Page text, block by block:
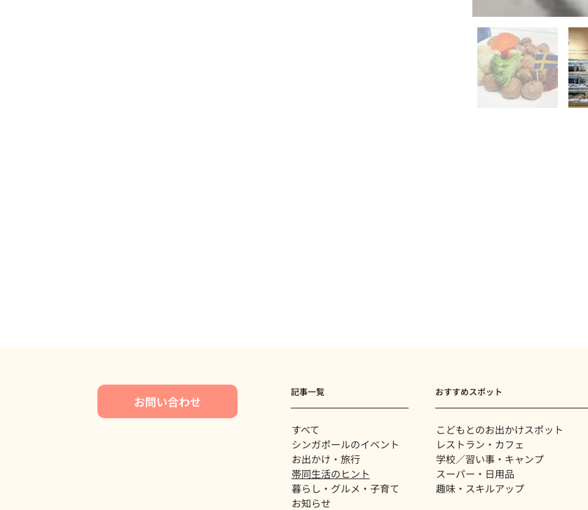
お問い合わせ
記事一覧
すべて
シンガポールのイベント
お出かけ・旅行
帯同生活のヒント
暮らし・グルメ・子育て
お知らせ
おすすめスポット
​こどもとのお出かけスポット
レストラン・カフェ
学校／習い事・キャンプ
スーパー・日用品
趣味・スキルアップ